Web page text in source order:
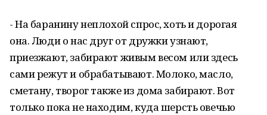
- На баранину неплохой спрос, хоть и дорогая
она. Люди о нас друг от дружки узнают,
приезжают, забирают живым весом или здесь
сами режут и обрабатывают. Молоко, масло,
сметану, творог также из дома забирают. Вот
только пока не находим, куда шерсть овечью